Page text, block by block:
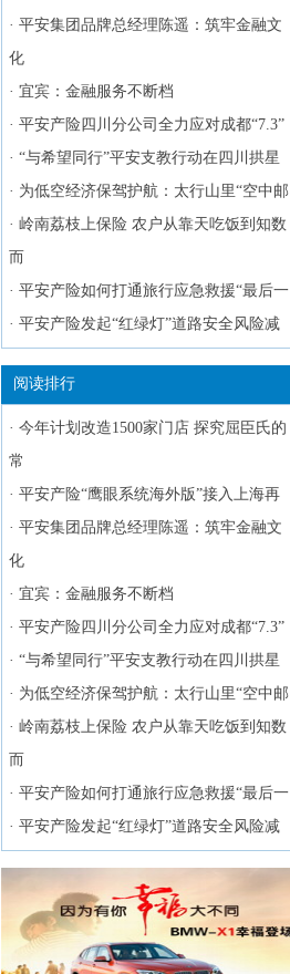
· 平安集团品牌总经理陈遥：筑牢金融文
化
· 宜宾：金融服务不断档
· 平安产险四川分公司全力应对成都“7.3”
· “与希望同行”平安支教行动在四川拱星
· 为低空经济保驾护航：太行山里“空中邮
· 岭南荔枝上保险 农户从靠天吃饭到知数
而
· 平安产险如何打通旅行应急救援“最后一
· 平安产险发起“红绿灯”道路安全风险减
阅读排行
· 今年计划改造1500家门店 探究屈臣氏的
常
· 平安产险“鹰眼系统海外版”接入上海再
· 平安集团品牌总经理陈遥：筑牢金融文
化
· 宜宾：金融服务不断档
· 平安产险四川分公司全力应对成都“7.3”
· “与希望同行”平安支教行动在四川拱星
· 为低空经济保驾护航：太行山里“空中邮
· 岭南荔枝上保险 农户从靠天吃饭到知数
而
· 平安产险如何打通旅行应急救援“最后一
· 平安产险发起“红绿灯”道路安全风险减